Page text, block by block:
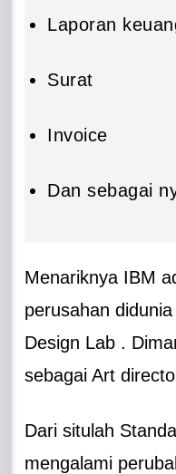
Laporan
Surat
Invoice
Dan sebagai
Menariknya IBM
perusahan
Design Lab .
sebagai Art
Dari situlah
mengalami